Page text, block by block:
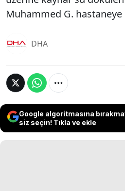
Muhammed G. hastaneye
DHA
Google algoritmasına
siz seçin! Tıkla ve ekle